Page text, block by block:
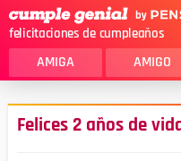
felicitaciones de cumpleaños
AMIGA AMIGO
MAMA
Felices 2 años de